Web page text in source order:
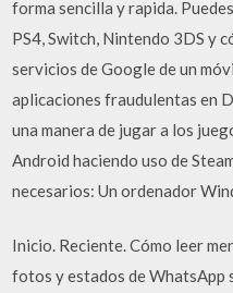
forma sencilla y rapida.
PS4, Switch, Nintendo 3DS y
servicios de Google de un
aplicaciones fraudulentas en
una manera de jugar a los
Android haciendo uso de
necesarios: Un ordenador
Inicio. Reciente. Cómo leer
fotos y estados de WhatsApp